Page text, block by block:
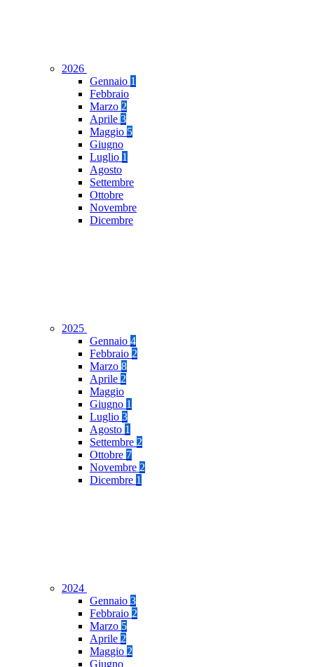
2026
Gennaio 1
Febbraio
Marzo 2
Aprile 3
Maggio 5
Giugno
Luglio 1
Agosto
Settembre
Ottobre
Novembre
Dicembre
2025
Gennaio 4
Febbraio 2
Marzo 8
Aprile 2
Maggio
Giugno 1
Luglio 3
Agosto 1
Settembre 2
Ottobre 7
Novembre 2
Dicembre 1
2024
Gennaio 3
Febbraio 2
Marzo 5
Aprile 2
Maggio 2
Giugno